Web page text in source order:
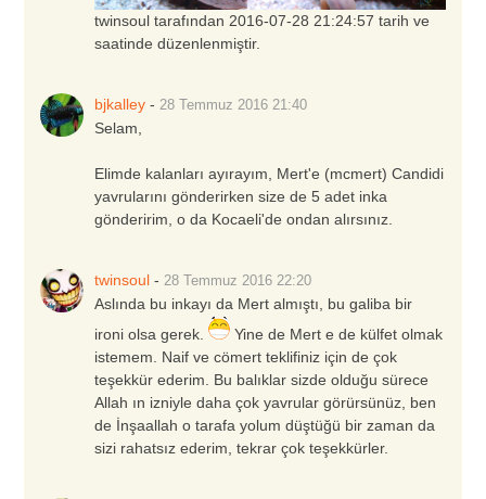
twinsoul tarafından 2016-07-28 21:24:57 tarih ve
saatinde düzenlenmiştir.
bjkalley - 28 Temmuz 2016 21:40
Selam,
Elimde kalanları ayırayım, Mert'e (mcmert) Candidi
yavrularını gönderirken size de 5 adet inka
gönderirim, o da Kocaeli'de ondan alırsınız.
twinsoul - 28 Temmuz 2016 22:20
Aslında bu inkayı da Mert almıştı, bu galiba bir
ironi olsa gerek.
Yine de Mert e de külfet olmak
istemem. Naif ve cömert teklifiniz için de çok
teşekkür ederim. Bu balıklar sizde olduğu sürece
Allah ın izniyle daha çok yavrular görürsünüz, ben
de İnşaallah o tarafa yolum düştüğü bir zaman da
sizi rahatsız ederim, tekrar çok teşekkürler.